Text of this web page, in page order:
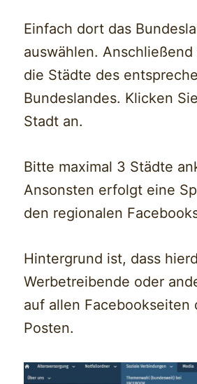
Einfach dort das
auswählen.
die Städte des
Bundeslandes. Klicken
Stadt an.
Bitte maximal 3 Städte
Ansonsten erfolgt eine
den regionalen
Hintergrund ist, dass
Werbetreibende oder
auf allen Facebookseiten
Posten.